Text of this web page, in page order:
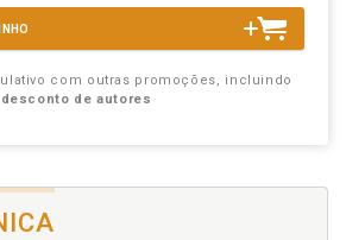
com outras promoções, incluindo
desconto de autores